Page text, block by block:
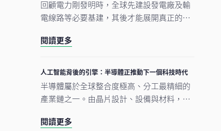
回顧電力剛發明時，全球先建設發電廠及輸
電線路等必要基建，其後才能展開真正的轉
企業對晶片、數據中心及電網的大規模投
奠下基礎。在我們看來，市場討論焦點正愈
來愈由「人工智能採用能否延續」轉向「支
撐人工智能發展的關鍵基建如何落地與擴
建」。在這個發展進程中，亞洲看來正扮演
重要角色。
閱讀更多
人工智能背後的引擎：半導體正推動下一個科技時代
半導體屬於全球整合度極高、分工最精細的
產業鏈之一。由晶片設計、設備與材料，到
產流程，已橫跨多個大洲、涉及多個國家，
閱讀更多